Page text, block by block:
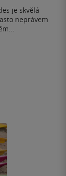
je skvělá
neprávem